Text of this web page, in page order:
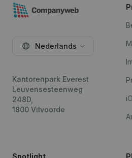
Nederlands
Kantorenpark Everest
Leuvensesteenweg
248D,
1800 Vilvoorde
Spotlight